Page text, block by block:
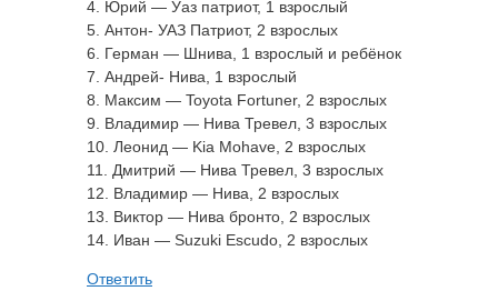
4. Юрий — Уаз патриот, 1 взрослый
5. Антон- УАЗ Патриот, 2 взрослых
6. Герман — Шнива, 1 взрослый и ребёнок
7. Андрей- Нива, 1 взрослый
8. Максим — Toyota Fortuner, 2 взрослых
9. Владимир — Нива Тревел, 3 взрослых
10. Леонид — Kia Mohave, 2 взрослых
11. Дмитрий — Нива Тревел, 3 взрослых
12. Владимир — Нива, 2 взрослых
13. Виктор — Нива бронто, 2 взрослых
14. Иван — Suzuki Escudo, 2 взрослых
Ответить